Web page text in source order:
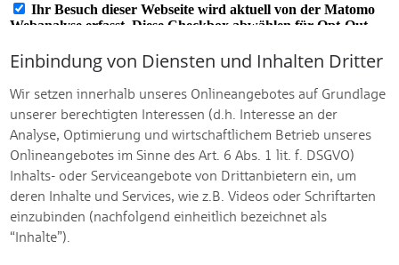
Einbindung von Diensten und Inhalten Dritter
Wir setzen innerhalb unseres Onlineangebotes auf Grundlage
unserer berechtigten Interessen (d.h. Interesse an der
Analyse, Optimierung und wirtschaftlichem Betrieb unseres
Onlineangebotes im Sinne des Art. 6 Abs. 1 lit. f. DSGVO)
Inhalts- oder Serviceangebote von Drittanbietern ein, um
deren Inhalte und Services, wie z.B. Videos oder Schriftarten
einzubinden (nachfolgend einheitlich bezeichnet als
“Inhalte”).